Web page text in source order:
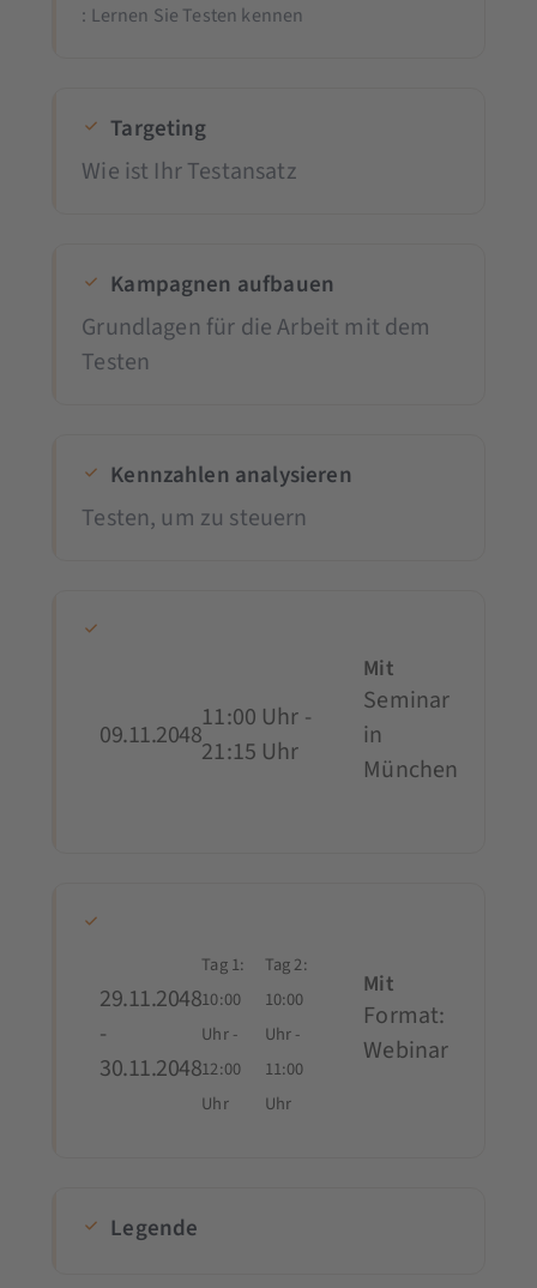
: Lernen Sie Testen kennen
Targeting
Wie ist Ihr Testansatz
Kampagnen aufbauen
Grundlagen für die Arbeit mit dem
Testen
Kennzahlen analysieren
Testen, um zu steuern
09.11.2048
11:00 Uhr -
21:15 Uhr
Mit
Seminar
in
München
29.11.2048
-
30.11.2048
Tag 1:
10:00
Uhr -
12:00
Uhr
Tag 2:
10:00
Uhr -
11:00
Uhr
Mit
Format:
Webinar
Legende